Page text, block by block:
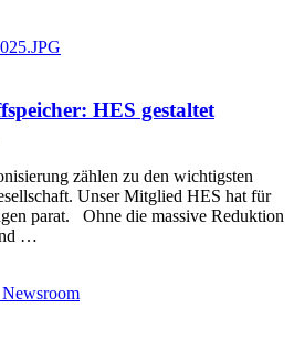
HES gestaltet
zählen zu den wichtigsten
Unser Mitglied HES hat für
parat. Ohne die massive Reduktion
…